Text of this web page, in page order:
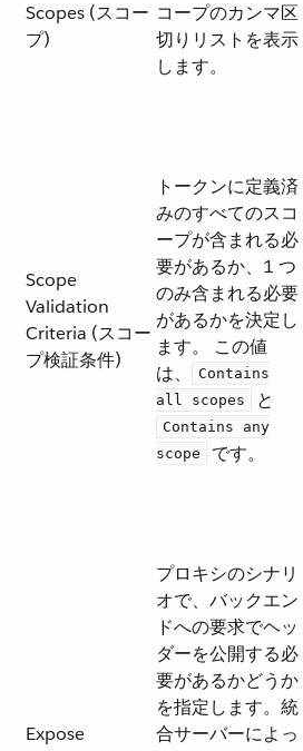
Scopes (スコー
プ)
コープのカンマ区
切りリストを表示
します。
Scope
Validation
Criteria (スコー
プ検証条件)
トークンに定義済
みのすべてのスコ
ープが含まれる必
要があるか、1 つ
のみ含まれる必要
があるかを決定し
ます。 この値
は、​
Contains
all scopes
​ と ​
Contains any
scope
​ です。
Expose
プロキシのシナリ
オで、バックエン
ドへの要求でヘッ
ダーを公開する必
要があるかどうか
を指定します。統
合サーバーによっ